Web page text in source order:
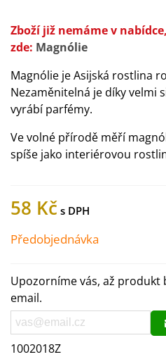
Zboží již nemáme v
zde: Magnólie
Magnólie je Asijská rostlina
Nezaměnitelná je díky velmi
vyrábí parfémy.
Ve volné přírodě měří
spíše jako interiérovou
58 Kč
Předobjednávka
Upozorníme vás, až produkt
email.
1002018Z